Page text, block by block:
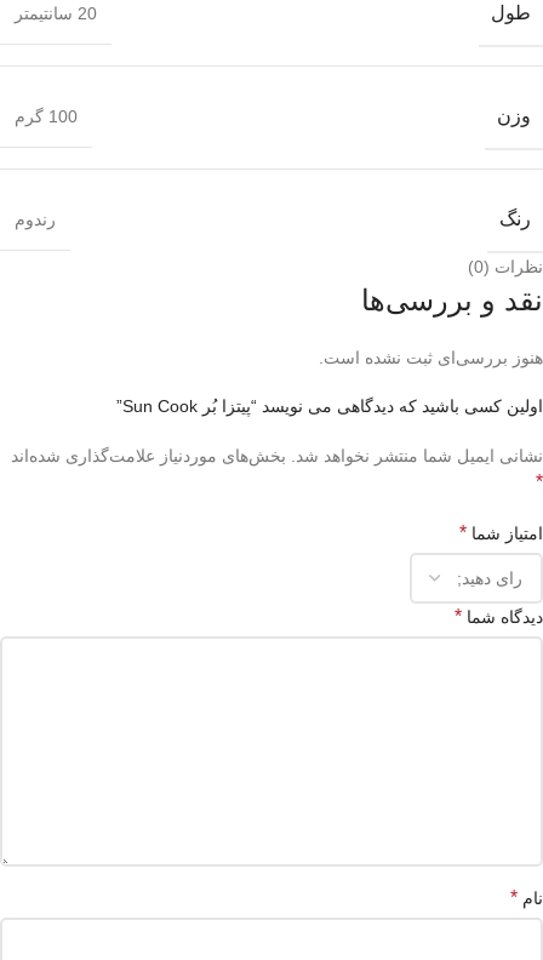
طول 20 سانتیمتر
وزن 100 گرم
رنگ رندوم
نظرات (0)
نقد و بررسی‌ها
هنوز بررسی‌ای ثبت نشده است.
اولین کسی باشید که دیدگاهی می نویسد “پیتزا بُر Sun Cook”
نشانی ایمیل شما منتشر نخواهد شد. بخش‌های موردنیاز علامت‌گذاری شده‌اند
*
امتیاز شما *
دیدگاه شما *
نام *